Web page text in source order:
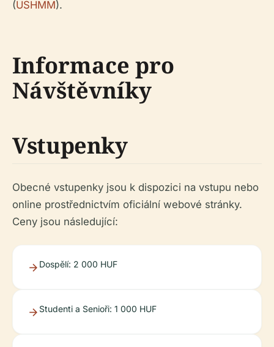
(USHMM).
Informace pro
Návštěvníky
Vstupenky
Obecné vstupenky jsou k dispozici na vstupu nebo
online prostřednictvím oficiální webové stránky.
Ceny jsou následující:
Dospělí: 2 000 HUF
Studenti a Senioři: 1 000 HUF